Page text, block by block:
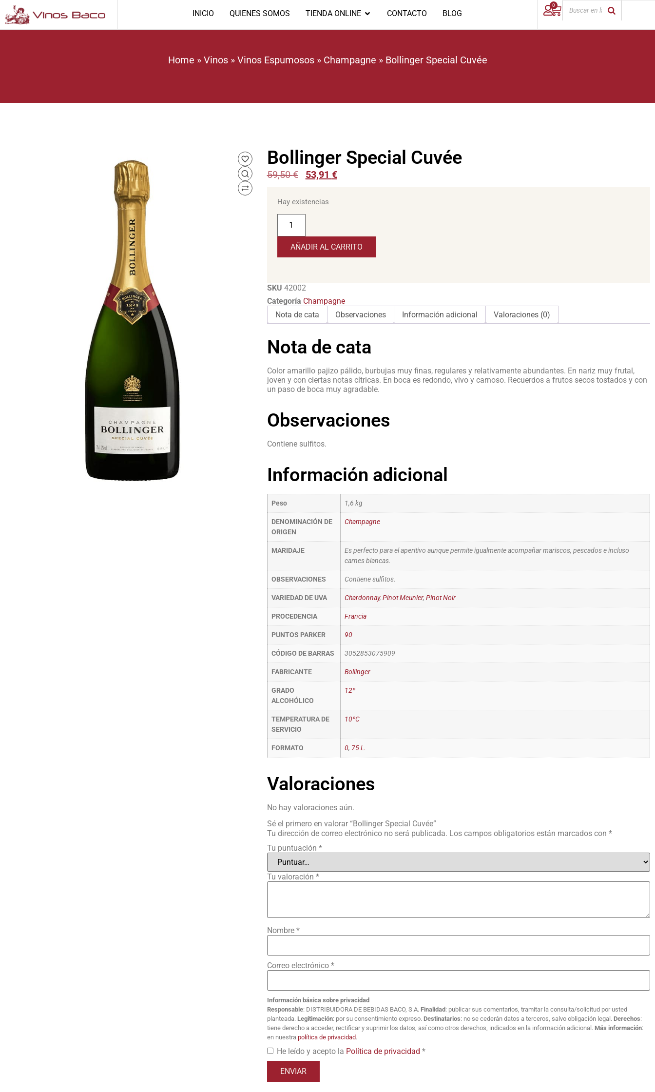
INICIO QUIENES SOMOS TIENDA ONLINE CONTACTO BLOG
0
Home » Vinos» Vinos Espumosos» Champagne » Bollinger Special Cuvée
Bollinger Special Cuvée
59,50€ 53,91 €
Hay existencias
AÑADIR AL CARRITO
SKU 42002
Categoría Champagne
Nota de cata
Observaciones Información adicional Valoraciones (0)
Nota de cata
Color amarillo pajizo pálido, burbujas muy finas, regulares y relativamente abundantes. En nariz muy frutal,
joven y con ciertas notas cítricas. En boca es redondo, vivo y carnoso. Recuerdos a frutos secos tostados y con
un paso de boca muy agradable.
Observaciones
Contiene sulfitos.
Información adicional
Peso 1,6 kg
DENOMINACIÓN DE
ORIGEN
Champagne
MARIDAJE
Es perfecto para el aperitivo aunque permite igualmente acompañar mariscos, pescados e incluso
carnes blancas.
OBSERVACIONES Contiene sulfitos.
VARIEDAD DE UVA Chardonnay, Pinot Meunier, Pinot Noir
PROCEDENCIA Francia
PUNTOS PARKER 90
CÓDIGO DE BARRAS 3052853075909
FABRICANTE Bollinger
GRADO
ALCOHÓLICO
12º
TEMPERATURA DE
SERVICIO
10ºC
FORMATO 0, 75 L.
Valoraciones
No hay valoraciones aún.
Sé el primero en valorar “Bollinger Special Cuvée”
Tu dirección de correo electrónico no será publicada. Los campos obligatorios están marcados con *
Tu puntuación *
Tu valoración *
Nombre *
Correo electrónico *
Información básica sobre privacidad
Responsable: DISTRIBUIDORA DE BEBIDAS BACO, S.A. Finalidad : publicar sus comentarios, tramitar la consulta/solicitud por usted
planteada. Legitimación: por su consentimiento expreso. Destinatarios: no se cederán datos a terceros, salvo obligación legal. Derechos:
tiene derecho a acceder, rectificar y suprimir los datos, así como otros derechos, indicados en la información adicional. Más información:
en nuestra política de privacidad.
He leído y acepto la Política de privacidad *